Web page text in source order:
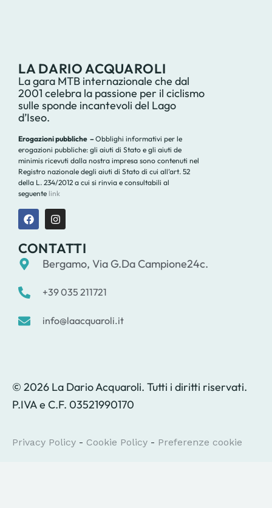
LA DARIO ACQUAROLI
La gara MTB internazionale che dal
2001 celebra la passione per il ciclismo
sulle sponde incantevoli del Lago
d’Iseo.
Erogazioni pubbliche –Obblighi informativi per le
erogazioni pubbliche: gli aiuti di Stato e gli aiuti de
minimis ricevuti dalla nostra impresa sono contenuti nel
Registro nazionale degli aiuti di Stato di cui all’art. 52
della L. 234/2012 a cui si rinvia e consultabili al
seguente link
CONTATTI
Bergamo, Via G.Da Campione24c.
+39 035 211721
info@laacquaroli.it
© 2026 La Dario Acquaroli. Tutti i diritti riservati.
P.IVA e C.F. 03521990170
Privacy Policy - Cookie Policy - Preferenze cookie